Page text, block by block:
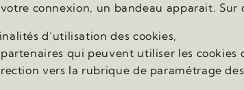
connexion, un bandeau apparait.
d’utilisation des cookies,
qui peuvent utiliser les cookies
vers la rubrique de paramétrage